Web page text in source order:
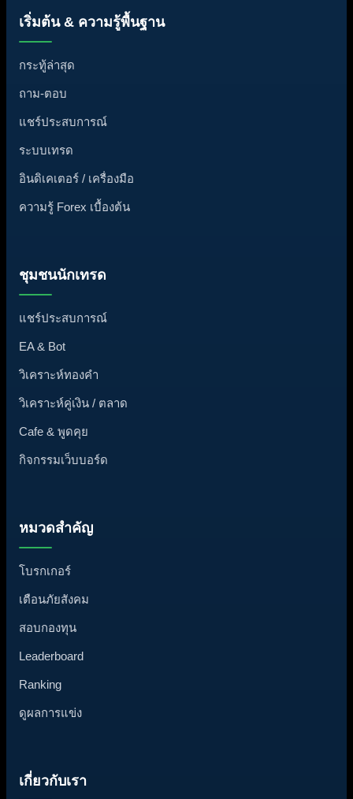
เริ่มต้น & ความรู้พื้นฐาน
กระทู้ล่าสุด
ถาม-ตอบ
แชร์ประสบการณ์
ระบบเทรด
อินดิเคเตอร์ / เครื่องมือ
ความรู้ Forex เบื้องต้น
ชุมชนนักเทรด
แชร์ประสบการณ์
EA & Bot
วิเคราะห์ทองคำ
วิเคราะห์คู่เงิน / ตลาด
Cafe & พูดคุย
กิจกรรมเว็บบอร์ด
หมวดสำคัญ
โบรกเกอร์
เตือนภัยสังคม
สอบกองทุน
Leaderboard
Ranking
ดูผลการแข่ง
เกี่ยวกับเรา